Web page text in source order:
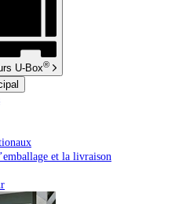
U-Box®
et la livraison